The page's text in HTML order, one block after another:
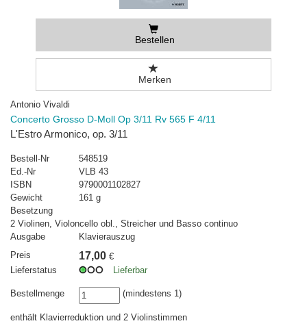
Bestellen
Merken
Antonio Vivaldi
Concerto Grosso D-Moll Op 3/11 Rv 565 F 4/11
L'Estro Armonico, op. 3/11
Bestell-Nr
548519
Ed.-Nr
VLB 43
ISBN
9790001102827
Gewicht
161 g
Besetzung
2 Violinen, Violoncello obl., Streicher und Basso continuo
Ausgabe
Klavierauszug
Preis
17,00 €
Lieferstatus
Lieferbar
Bestellmenge (mindestens 1)
enthält Klavierreduktion und 2 Violinstimmen